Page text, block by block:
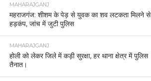
MAHARAJGANJ
महराजगंज: शीशम के पेड़ से युवक का शव लटकता मिलने से
हड़कंप, जांच में जुटी पुलिस
MAHARAJGANJ
होली को लेकर जिले में कड़ी सुरक्षा, हर थाना क्षेत्र में पुलिस
तैनात।